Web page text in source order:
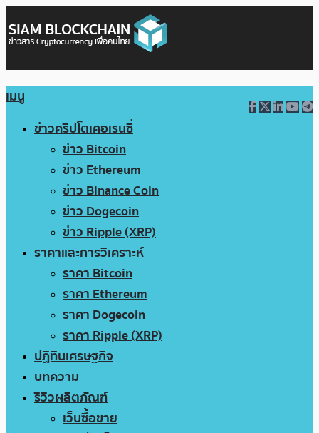
เมนู
ข่าวคริปโตเคอเรนซี่
ข่าว Bitcoin
ข่าว Ethereum
ข่าว Binance Coin
ข่าว Dogecoin
ข่าว Ripple (XRP)
ราคาและการวิเคราะห์
ราคา Bitcoin
ราคา Ethereum
ราคา Dogecoin
ราคา Ripple (XRP)
ปฏิทินเศรษฐกิจ
บทความ
รีวิวผลิตภัณฑ์
เว็บซื้อขาย